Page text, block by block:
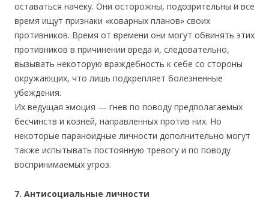
оставаться начеку. Они осторожны, подозрительны и все
время ищут признаки «коварных планов» своих
противников. Время от времени они могут обвинять этих
противников в причинении вреда и, следовательно,
вызывать некоторую враждебность к себе со стороны
окружающих, что лишь подкрепляет болезненные
убеждения.
Их ведущая эмоция — гнев по поводу предполагаемых
бесчинств и козней, направленных против них. Но
некоторые параноидные личности дополнительно могут
также испытывать постоянную тревогу и по поводу
воспринимаемых угроз.
7. Антисоциальные личности